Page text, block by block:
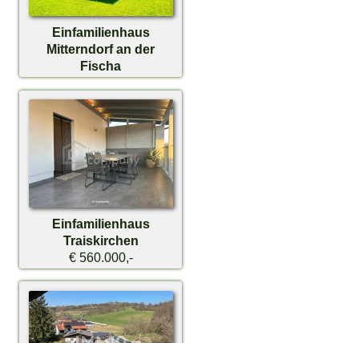
Einfamilienhaus
Mitterndorf an der
Fischa
€ 748.000,-
Einfamilienhaus
Traiskirchen
€ 560.000,-